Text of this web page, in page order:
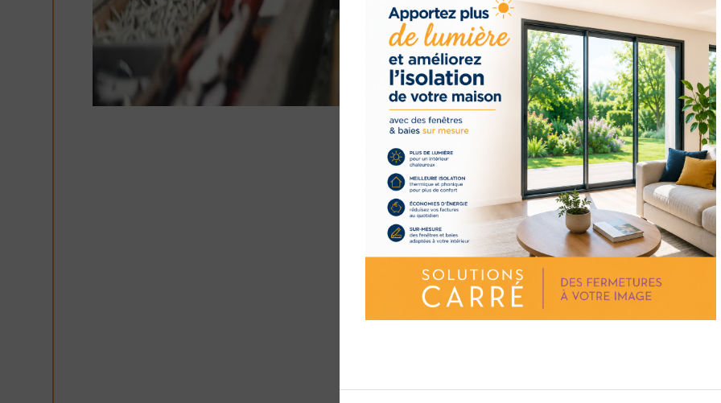
Lorsque vous
menuiseries
l'excellence et
Notre équipe
du processus, depuis
touche finale
les délais convenus
à chaque étape du
Parcourez notre
projets antérieurs et
espace extérieur.
extérieures qui
améliorant la
En conclusion, si
extérieures
choix idéal. Faites
engagement envers
réalité. Contactez-
projet et obtenir un
notre priorité absolue